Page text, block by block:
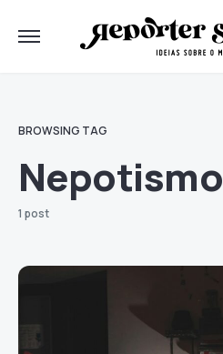
BROWSING TAG
Nepotismo
1 post